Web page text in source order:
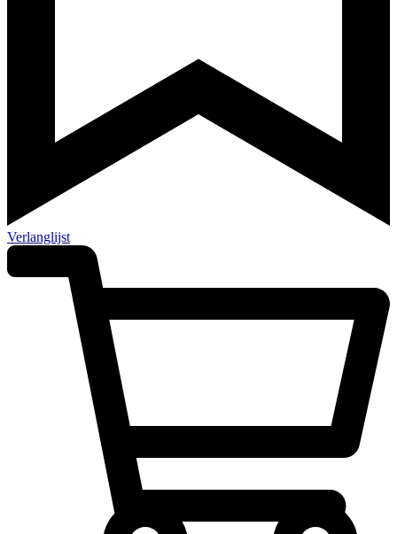
Verlanglijst